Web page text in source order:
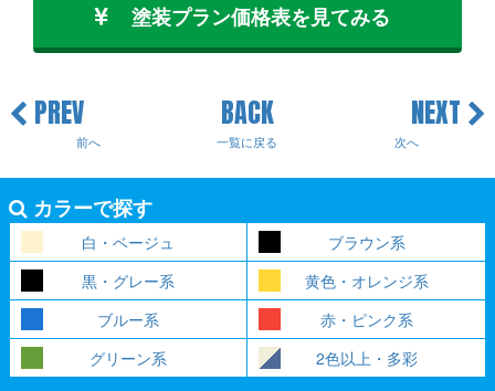
塗装プラン価格表を見てみる
PREV
前へ
BACK
一覧に戻る
NEXT
次へ
カラーで探す
白・ベージュ
ブラウン系
黒・グレー系
黄色・オレンジ系
ブルー系
赤・ピンク系
グリーン系
2色以上・多彩